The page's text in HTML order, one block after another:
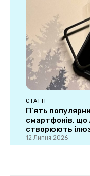
СТАТТІ
П’ять
смартфонів, що
створюють
12 Липня 2026